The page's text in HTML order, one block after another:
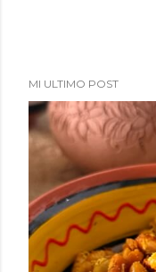
MI ULTIMO POST